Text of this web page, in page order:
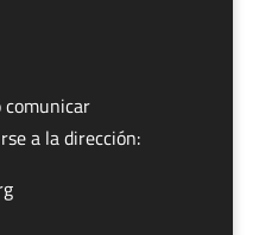
comunicar
a la dirección: